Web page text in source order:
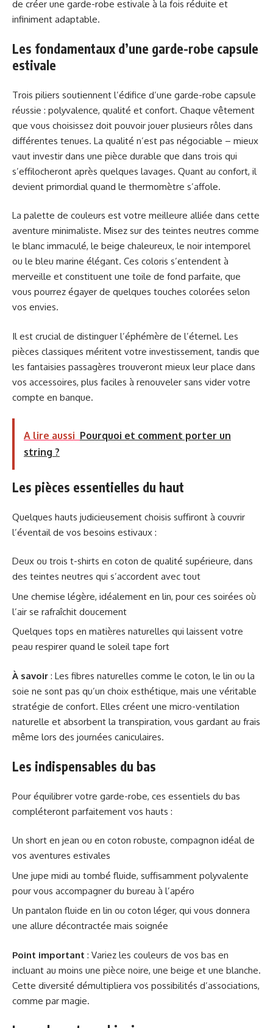
de créer une garde-robe estivale à la fois réduite et
infiniment adaptable.
Les fondamentaux d’une garde-robe capsule
estivale
Trois piliers soutiennent l’édifice d’une garde-robe capsule
réussie : polyvalence, qualité et confort. Chaque vêtement
que vous choisissez doit pouvoir jouer plusieurs rôles dans
différentes tenues. La qualité n’est pas négociable – mieux
vaut investir dans une pièce durable que dans trois qui
s’effilocheront après quelques lavages. Quant au confort, il
devient primordial quand le thermomètre s’affole.
La palette de couleurs est votre meilleure alliée dans cette
aventure minimaliste. Misez sur des teintes neutres comme
le blanc immaculé, le beige chaleureux, le noir intemporel
ou le bleu marine élégant. Ces coloris s’entendent à
merveille et constituent une toile de fond parfaite, que
vous pourrez égayer de quelques touches colorées selon
vos envies.
Il est crucial de distinguer l’éphémère de l’éternel. Les
pièces classiques méritent votre investissement, tandis que
les fantaisies passagères trouveront mieux leur place dans
vos accessoires, plus faciles à renouveler sans vider votre
compte en banque.
A lire aussi Pourquoi et comment porter un
string ?
Les pièces essentielles du haut
Quelques hauts judicieusement choisis suffiront à couvrir
l’éventail de vos besoins estivaux :
Deux ou trois t-shirts en coton de qualité supérieure, dans
des teintes neutres qui s’accordent avec tout
Une chemise légère, idéalement en lin, pour ces soirées où
l’air se rafraîchit doucement
Quelques tops en matières naturelles qui laissent votre
peau respirer quand le soleil tape fort
À savoir : Les fibres naturelles comme le coton, le lin ou la
soie ne sont pas qu’un choix esthétique, mais une véritable
stratégie de confort. Elles créent une micro-ventilation
naturelle et absorbent la transpiration, vous gardant au frais
même lors des journées caniculaires.
Les indispensables du bas
Pour équilibrer votre garde-robe, ces essentiels du bas
compléteront parfaitement vos hauts :
Un short en jean ou en coton robuste, compagnon idéal de
vos aventures estivales
Une jupe midi au tombé fluide, suffisamment polyvalente
pour vous accompagner du bureau à l’apéro
Un pantalon fluide en lin ou coton léger, qui vous donnera
une allure décontractée mais soignée
Point important : Variez les couleurs de vos bas en
incluant au moins une pièce noire, une beige et une blanche.
Cette diversité démultipliera vos possibilités d’associations,
comme par magie.